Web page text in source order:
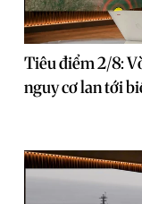
Tiêu điểm 2/8:
nguy cơ lan tới